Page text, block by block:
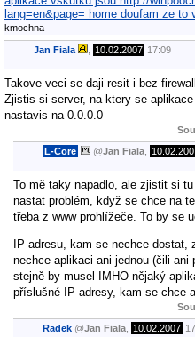
lang=en&page= home doufam ze to
kmochna
Jan Fiala 10.02.2007 17:09
Takove veci se daji resit i bez
Zjistis si server, na ktery se
nastavis na 0.0.0.0
L-Core @Jan Fiala
To mě taky napadlo, ale zjistit si
nastat problém, když se chce na
třeba z www prohlížeče. To by se
IP adresu, kam se nechce
nechce aplikaci ani jednou (čili ani
stejně by musel IMHO nějaký
příslušné IP adresy, kam se chce
Radek @Jan Fiala 10.02.2007